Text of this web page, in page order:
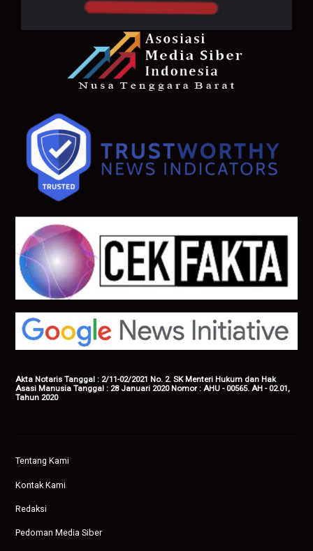
Akta Notaris Tanggal : 2/11-02/2021 No. 2. SK Menteri Hukum dan Hak
Asasi Manusia Tanggal : 28 Januari 2020 Nomor : AHU - 00565. AH - 02.01,
Tahun 2020
Tentang Kami
Kontak Kami
Redaksi
Pedoman Media Siber